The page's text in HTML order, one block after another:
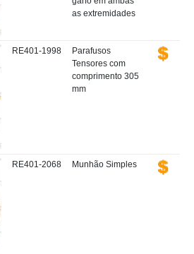
as extremidades
RE401-1998
Parafusos
Tensores com
comprimento 305
mm
RE401-2068 Munhão Simples